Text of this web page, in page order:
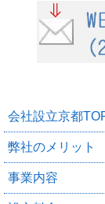
会社設立京都
弊社のメリット
事業内容